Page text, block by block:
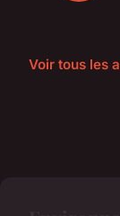
Voir tous les